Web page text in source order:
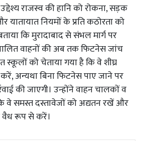
राजस्व की हानि को रोकना, सड़क
यातायात नियमों के प्रति कठोरता को
कि मुरादाबाद से संभल मार्ग पर
वाहनों की अब तक फिटनेस जांच
स्कूलों को चेताया गया है कि वे शीघ्र
करें, अन्यथा बिना फिटनेस पाए जाने पर
की जाएगी। उन्होंने वाहन चालकों व
वे समस्त दस्तावेजों को अद्यतन रखें और
वैध रूप से करें।